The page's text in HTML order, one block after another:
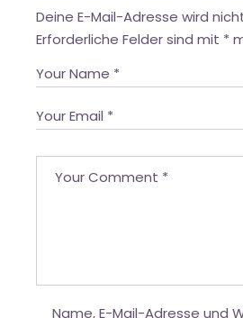
Deine E-Mail-Adresse wird
Erforderliche Felder sind mit *
Name, E-Mail-Adresse und